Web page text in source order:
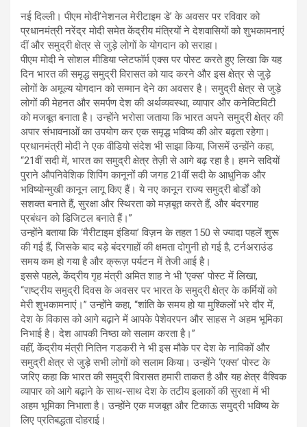
नई दिल्ली। पीएम मोदी’नेशनल मेरीटाइम डे’ के अवसर पर रविवार को
प्रधानमंत्री नरेंद्र मोदी समेत केंद्रीय मंत्रियों ने देशवासियों को शुभकामनाएं
दीं और समुद्री क्षेत्र से जुड़े लोगों के योगदान को सराहा।
पीएम मोदी ने सोशल मीडिया प्लेटफॉर्म एक्स पर पोस्ट करते हुए लिखा कि यह
दिन भारत की समृद्ध समुद्री विरासत को याद करने और इस क्षेत्र से जुड़े
लोगों के अमूल्य योगदान को सम्मान देने का अवसर है। समुद्री क्षेत्र से जुड़े
लोगों की मेहनत और समर्पण देश की अर्थव्यवस्था, व्यापार और कनेक्टिविटी
को मजबूत बनाता है। उन्होंने भरोसा जताया कि भारत अपने समुद्री क्षेत्र की
अपार संभावनाओं का उपयोग कर एक समृद्ध भविष्य की ओर बढ़ता रहेगा।
प्रधानमंत्री मोदी ने एक वीडियो संदेश भी साझा किया, जिसमें उन्होंने कहा,
“21वीं सदी में, भारत का समुद्री क्षेत्र तेज़ी से आगे बढ़ रहा है। हमने सदियों
पुराने औपनिवेशिक शिपिंग कानूनों की जगह 21वीं सदी के आधुनिक और
भविष्योन्मुखी कानून लागू किए हैं। ये नए कानून राज्य समुद्री बोर्डों को
सशक्त बनाते हैं, सुरक्षा और स्थिरता को मज़बूत करते हैं, और बंदरगाह
प्रबंधन को डिजिटल बनाते हैं।”
उन्होंने बताया कि ‘मैरीटाइम इंडिया’ विज़न के तहत 150 से ज्यादा पहलें शुरू
की गई हैं, जिसके बाद बड़े बंदरगाहों की क्षमता दोगुनी हो गई है, टर्नअराउंड
समय कम हो गया है और क्रूज़ पर्यटन में तेजी आई है।
इससे पहले, केंद्रीय गृह मंत्री अमित शाह ने भी ‘एक्स’ पोस्ट में लिखा,
“राष्ट्रीय समुद्री दिवस के अवसर पर भारत के समुद्री क्षेत्र के कर्मियों को
मेरी शुभकामनाएं।” उन्होंने कहा, “शांति के समय हो या मुश्किलों भरे दौर में,
देश के विकास को आगे बढ़ाने में आपके पेशेवरपन और साहस ने अहम भूमिका
निभाई है। देश आपकी निष्ठा को सलाम करता है।”
वहीं, केंद्रीय मंत्री नितिन गडकरी ने भी इस मौके पर देश के नाविकों और
समुद्री क्षेत्र से जुड़े सभी लोगों को सलाम किया। उन्होंने ‘एक्स’ पोस्ट के
जरिए कहा कि भारत की समुद्री विरासत हमारी ताकत है और यह क्षेत्र वैश्विक
व्यापार को आगे बढ़ाने के साथ-साथ देश के तटीय इलाकों की सुरक्षा में भी
अहम भूमिका निभाता है। उन्होंने एक मजबूत और टिकाऊ समुद्री भविष्य के
लिए प्रतिबद्धता दोहराई।